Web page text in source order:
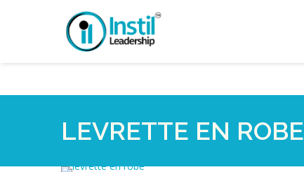
LEVRETTE EN ROBE